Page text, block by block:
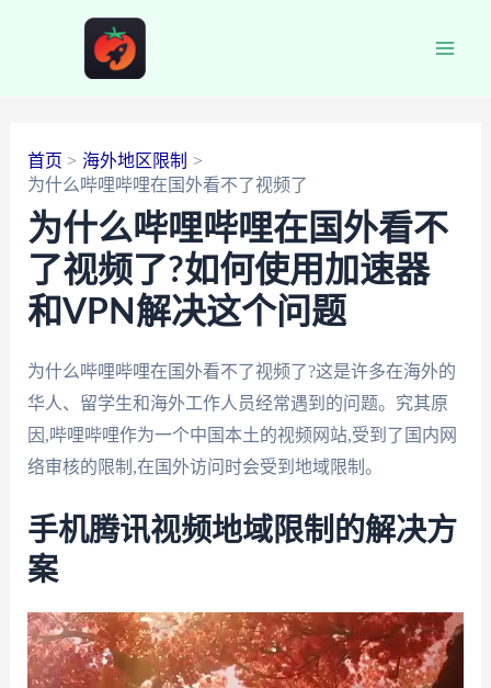
首页
海外地区限制
为什么哔哩哔哩在国外看不了视频了
为什么哔哩哔哩在国外看不
了视频了?如何使用加速器
和VPN解决这个问题
为什么哔哩哔哩在国外看不了视频了?这是许多在海外的
华人、留学生和海外工作人员经常遇到的问题。究其原
因,哔哩哔哩作为一个中国本土的视频网站,受到了国内网
络审核的限制,在国外访问时会受到地域限制。
手机腾讯视频地域限制的解决方
案